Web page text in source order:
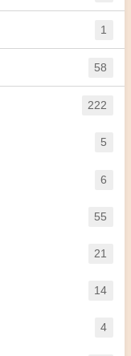
1
58
222
5
6
55
21
14
4